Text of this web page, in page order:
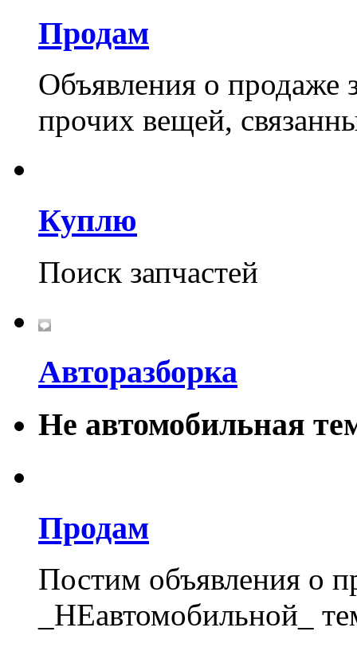
Продам
Объявления о продаже
прочих вещей,
Куплю
Поиск запчастей
Авторазборка
Не автомобильная
Продам
Постим объявления о
_НЕавтомобильной_